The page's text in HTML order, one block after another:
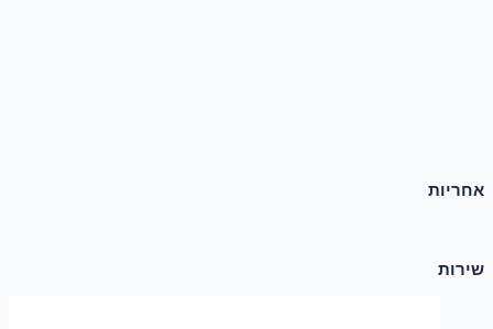
אחריות
שירות